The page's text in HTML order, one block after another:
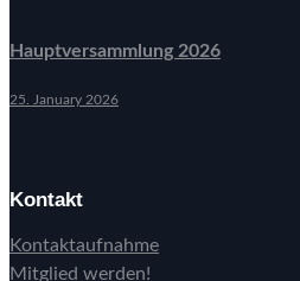
Hauptversammlung 2026
25. January 2026
Kontakt
Kontaktaufnahme
Mitglied werden!